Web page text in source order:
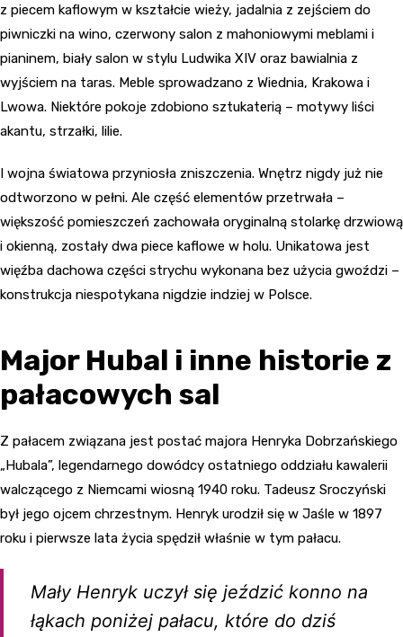
z piecem kaflowym w kształcie wieży, jadalnia z zejściem do
piwniczki na wino, czerwony salon z mahoniowymi meblami i
pianinem, biały salon w stylu Ludwika XIV oraz bawialnia z
wyjściem na taras. Meble sprowadzano z Wiednia, Krakowa i
Lwowa. Niektóre pokoje zdobiono sztukaterią – motywy liści
akantu, strzałki, lilie.
I wojna światowa przyniosła zniszczenia. Wnętrz nigdy już nie
odtworzono w pełni. Ale część elementów przetrwała –
większość pomieszczeń zachowała oryginalną stolarkę drzwiową
i okienną, zostały dwa piece kaflowe w holu. Unikatowa jest
więźba dachowa części strychu wykonana bez użycia gwoździ –
konstrukcja niespotykana nigdzie indziej w Polsce.
Major Hubal i inne historie z
pałacowych sal
Z pałacem związana jest postać majora Henryka Dobrzańskiego
„Hubala”, legendarnego dowódcy ostatniego oddziału kawalerii
walczącego z Niemcami wiosną 1940 roku. Tadeusz Sroczyński
był jego ojcem chrzestnym. Henryk urodził się w Jaśle w 1897
roku i pierwsze lata życia spędził właśnie w tym pałacu.
Mały Henryk uczył się jeździć konno na
łąkach poniżej pałacu, które do dziś